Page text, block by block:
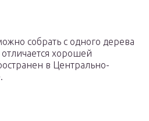
собрать с одного дерева
хорошей
в Центрально-